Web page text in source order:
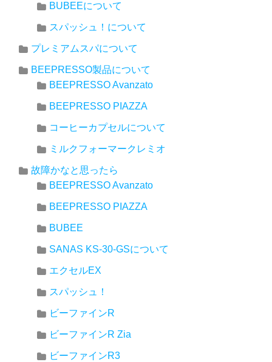
BUBEEについて
スパッシュ！について
プレミアムスパについて
BEEPRESSO製品について
BEEPRESSO Avanzato
BEEPRESSO PIAZZA
コーヒーカプセルについて
ミルクフォーマークレミオ
故障かなと思ったら
BEEPRESSO Avanzato
BEEPRESSO PIAZZA
BUBEE
SANAS KS-30-GSについて
エクセルEX
スパッシュ！
ビーファインR
ビーファインR Zia
ビーファインR3